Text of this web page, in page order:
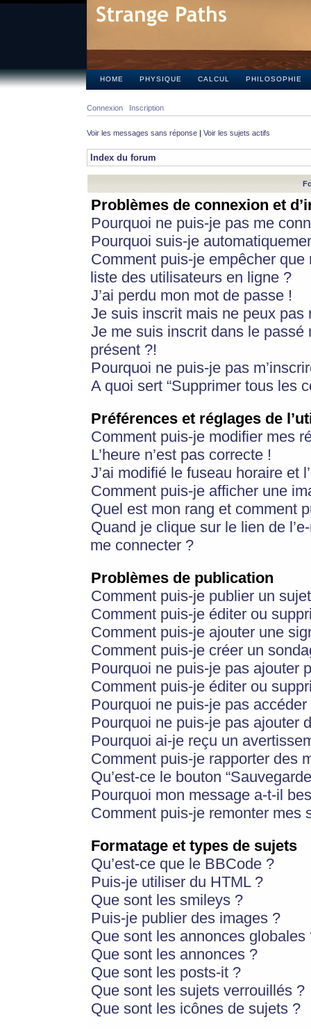
HOME PHYSIQUE CALCUL PHILOSOPHIE
Connexion Inscription
Voir les messages sans réponse | Voir les sujets actifs
Index du forum
Problèmes de connexion et
Pourquoi ne puis-je pas me
Pourquoi suis-je
Comment puis-je empêcher
liste des utilisateurs en ligne ?
J’ai perdu mon mot de passe !
Je suis inscrit mais ne peux pas
Je me suis inscrit dans le
présent ?!
Pourquoi ne puis-je pas
A quoi sert “Supprimer tous les
Préférences et réglages de
Comment puis-je modifier mes
L’heure n’est pas correcte !
J’ai modifié le fuseau horaire et
Comment puis-je afficher une
Quel est mon rang et comment
Quand je clique sur le lien de
me connecter ?
Problèmes de publication
Comment puis-je publier un
Comment puis-je éditer ou
Comment puis-je ajouter une
Comment puis-je créer un
Pourquoi ne puis-je pas ajouter
Comment puis-je éditer ou
Pourquoi ne puis-je pas
Pourquoi ne puis-je pas ajouter
Pourquoi ai-je reçu un
Comment puis-je rapporter des
Qu’est-ce le bouton
Pourquoi mon message a-t-il
Comment puis-je remonter mes
Formatage et types de sujets
Qu’est-ce que le BBCode ?
Puis-je utiliser du HTML ?
Que sont les smileys ?
Puis-je publier des images ?
Que sont les annonces globales
Que sont les annonces ?
Que sont les posts-it ?
Que sont les sujets verrouillés ?
Que sont les icônes de sujets ?